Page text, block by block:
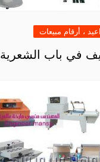
، أرقام مبيعات
في باب الشعرية